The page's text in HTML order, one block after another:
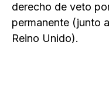
derecho de veto
permanente (junto
Reino Unido).